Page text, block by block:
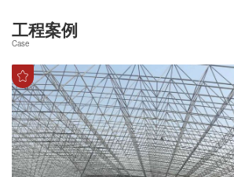
工程案例
Case